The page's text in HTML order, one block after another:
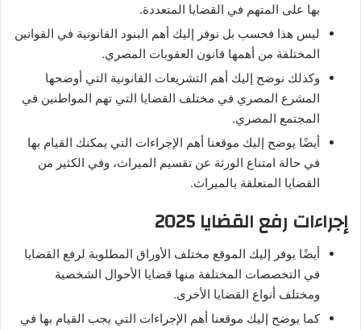
بها على المتهم في القضايا المتعددة.
ليس هذا فحسب بل نوفر إليك أهم البنود القانونية في القوانين
المختلفة من أهمها قانون العقوبات المصري.
وكذلك نوضح إليك أهم التشريعات القانونية التي أوضحها
المشرع المصري في مختلف القضايا التي تهم المواطنين في
المجتمع المصري.
أيضًا يوضح إليك موقعنا أهم الإجراءات التي يمكنك القيام بها
في حالة امتناع الورثة عن تقسيم الميراث، وفي الكثير من
القضايا المتعلقة بالميراث.
إجراءات رفع القضايا 2025
أيضًا يوفر إليك الموقع مختلف الأوراق المطلوبة لرفع القضايا
في التخصصات المختلفة منها قضايا الأحوال الشخصية
ومختلف أنواع القضايا الأخرى.
كما يوضح إليك موقعنا أهم الإجراءات التي يجب القيام بها في